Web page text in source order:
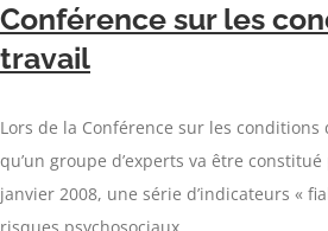
Conférence sur les
travail
Lors de la Conférence sur les
qu’un groupe d’experts va être
janvier 2008, une série d’indicateurs «